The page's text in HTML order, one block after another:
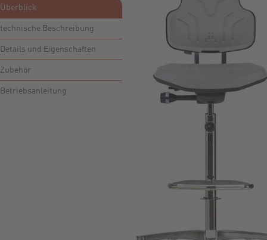
Überblick
technische Beschreibung
Details und Eigenschaften
Zubehör
Betriebsanleitung